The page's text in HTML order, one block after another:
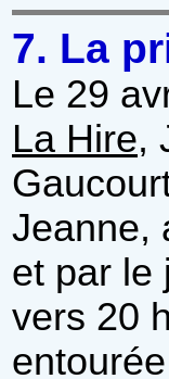
7. La
Le 29
La Hire,
Jeanne,
et par le
vers 20